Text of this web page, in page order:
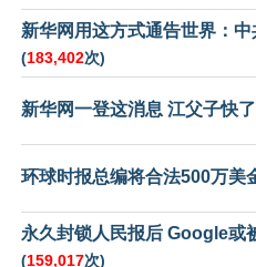
新华网用这方式通告世界：中
(183,402次)
新华网一登这消息 江父子快了
环球时报总编将合法500万美
永久封锁人民报后 Google或
(159,017次)